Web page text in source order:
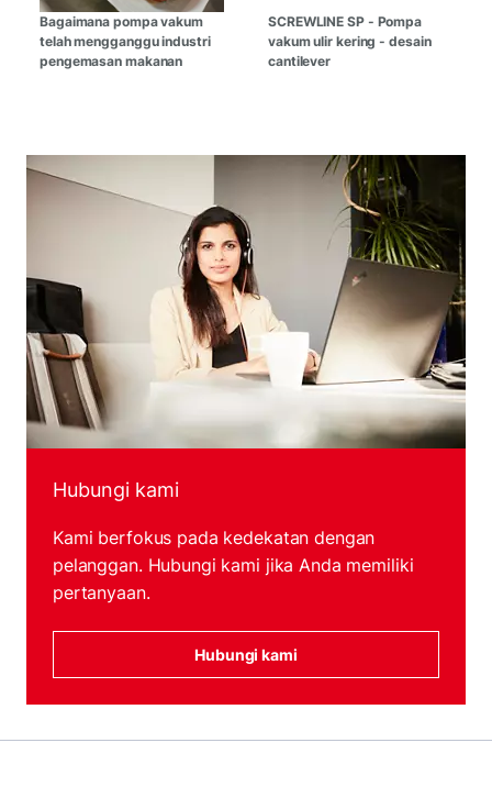
Bagaimana pompa vakum
telah mengganggu industri
pengemasan makanan
SCREWLINE SP - Pompa
vakum ulir kering - desain
cantilever
Hubungi kami
Kami berfokus pada kedekatan dengan
pelanggan. Hubungi kami jika Anda memiliki
pertanyaan.
Hubungi kami